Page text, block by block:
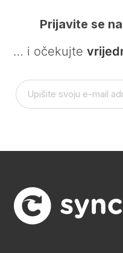
Prijavite se
… i očekujte